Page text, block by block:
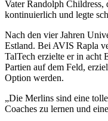
Vater Randolph Childress,
kontinuierlich und legte
Nach den vier Jahren
Estland. Bei AVIS Rapla
TalTech erzielte er in acht
Partien auf dem Feld,
Option werden.
„Die Merlins sind eine
Coaches zu lernen und